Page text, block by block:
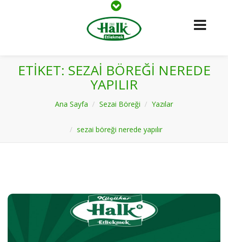
ETIKET: SEZAI BÖREĞI NEREDE
YAPILIR
Ana Sayfa Sezai Böreği Yazılar
sezai böreği nerede yapılır